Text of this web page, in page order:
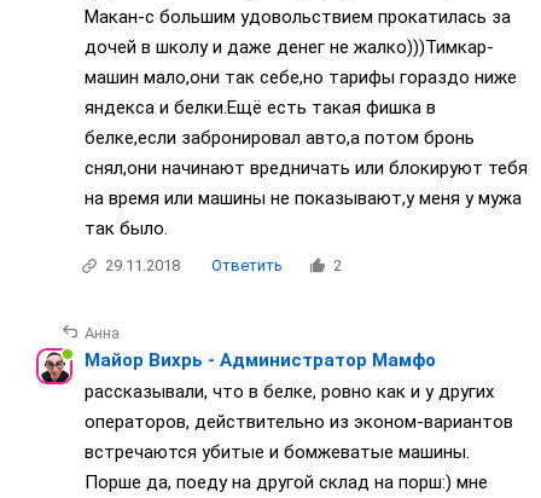
Макан-с большим удовольствием прокатилась за
дочей в школу и даже денег не жалко)))Тимкар-
машин мало,они так себе,но тарифы гораздо ниже
яндекса и белки.Ещё есть такая фишка в
белке,если забронировал авто,а потом бронь
снял,они начинают вредничать или блокируют тебя
на время или машины не показывают,у меня у мужа
так было.
29.11.2018 Ответить 2
Анна
Майор Вихрь - Администратор Мамфо
рассказывали, что в белке, ровно как и у других
операторов, действительно из эконом-вариантов
встречаются убитые и бомжеватые машины.
Порше да, поеду на другой склад на порш:) мне